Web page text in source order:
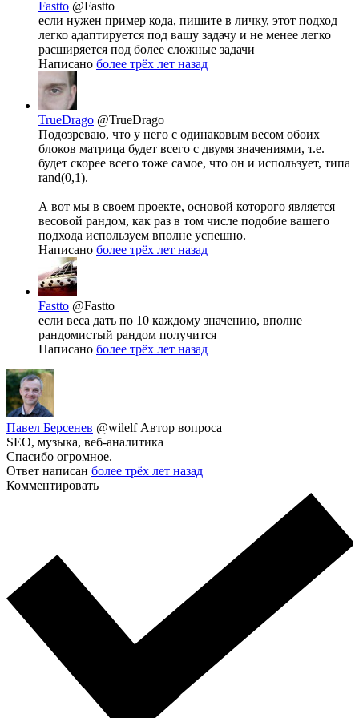
Fastto @Fastto
если нужен пример кода, пишите в личку, этот подход
легко адаптируется под вашу задачу и не менее легко
расширяется под более сложные задачи
Написано более трёх лет назад
TrueDrago @TrueDrago
Подозреваю, что у него с одинаковым весом обоих
блоков матрица будет всего с двумя значениями, т.е.
будет скорее всего тоже самое, что он и использует, типа
rand(0,1).
А вот мы в своем проекте, основой которого является
весовой рандом, как раз в том числе подобие вашего
подхода используем вполне успешно.
Написано более трёх лет назад
Fastto @Fastto
если веса дать по 10 каждому значению, вполне
рандомистый рандом получится
Написано более трёх лет назад
Павел Берсенев @wilelf Автор вопроса
SEO, музыка, веб-аналитика
Спасибо огромное.
Ответ написан более трёх лет назад
Комментировать